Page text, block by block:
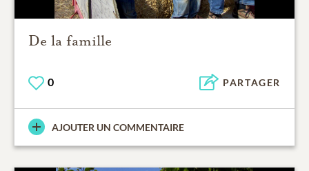
De la famille
0 PARTAGER
AJOUTER UN COMMENTAIRE